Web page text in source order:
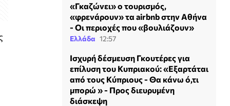
«Γκαζώνει» ο τουρισμός,
«φρενάρουν» τα airbnb στην Αθήνα
- Οι περιοχές που «βουλιάζουν»
Ελλάδα 12:57
Ισχυρή δέσμευση Γκουτέρες για
επίλυση του Κυπριακού: «Εξαρτάται
από τους Κύπριους - Θα κάνω ό,τι
μπορώ » - Προς διευρυμένη
διάσκεψη